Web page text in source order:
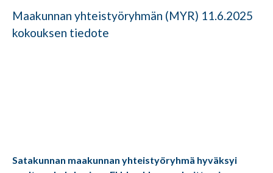
Maakunnan yhteistyöryhmän (MYR) 11.6.2025
kokouksen tiedote
Satakunnan maakunnan yhteistyöryhmä hyväksyi